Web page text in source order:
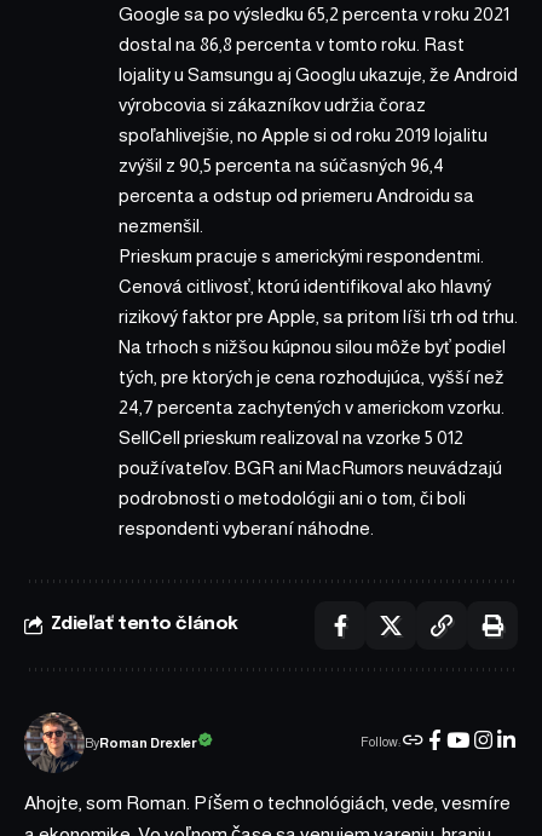
Google sa po výsledku 65,2 percenta v roku 2021
dostal na 86,8 percenta v tomto roku. Rast
lojality u Samsungu aj Googlu ukazuje, že Android
výrobcovia si zákazníkov udržia čoraz
spoľahlivejšie, no Apple si od roku 2019 lojalitu
zvýšil z 90,5 percenta na súčasných 96,4
percenta a odstup od priemeru Androidu sa
nezmenšil.
Prieskum pracuje s americkými respondentmi.
Cenová citlivosť, ktorú identifikoval ako hlavný
rizikový faktor pre Apple, sa pritom líši trh od trhu.
Na trhoch s nižšou kúpnou silou môže byť podiel
tých, pre ktorých je cena rozhodujúca, vyšší než
24,7 percenta zachytených v americkom vzorku.
SellCell prieskum realizoval na vzorke 5 012
používateľov. BGR ani MacRumors neuvádzajú
podrobnosti o metodológii ani o tom, či boli
respondenti vyberaní náhodne.
Zdieľať tento článok
ByRoman Drexler Follow:
Ahojte, som Roman. Píšem o technológiách, vede, vesmíre